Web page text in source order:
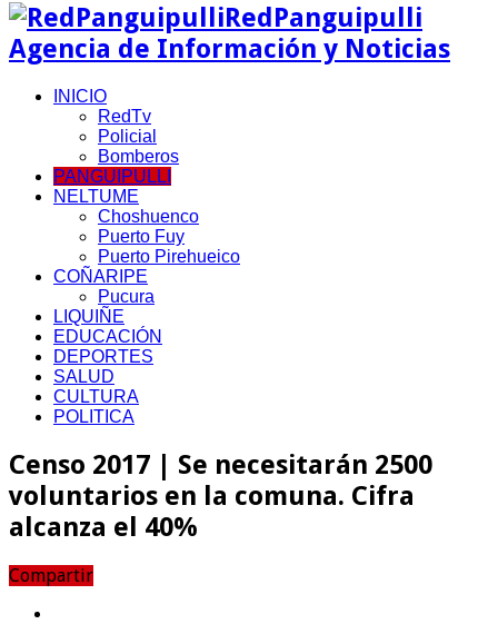
RedPanguipulli
Agencia de Información y Noticias
INICIO
RedTv
Policial
Bomberos
PANGUIPULLI
NELTUME
Choshuenco
Puerto Fuy
Puerto Pirehueico
COÑARIPE
Pucura
LIQUIÑE
EDUCACIÓN
DEPORTES
SALUD
CULTURA
POLITICA
Censo 2017 | Se necesitarán 2500
voluntarios en la comuna. Cifra
alcanza el 40%
Compartir